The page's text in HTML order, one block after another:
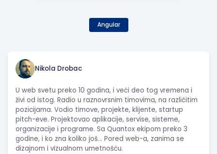
Angular
Nikola Drobac
U web svetu preko 10 godina, i veći deo tog vremena i
živi od istog. Radio u raznovrsnim timovima, na različitim
pozicijama. Vodio timove, projekte, klijente, startup
pitch-eve. Projektovao aplikacije, servise, sisteme,
organizacije i programe. Sa Quantox ekipom preko 3
godine, i ko zna koliko još… Pored web-a, zanima se
dizajnom i vizualnom umetnošću.